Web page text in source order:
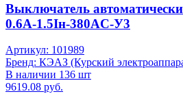
Выключатель
0.6А-1.5Iн-380AC-У3
Артикул: 101989
Бренд: КЭАЗ (Курский
В наличии 136 шт
9619.08 руб.